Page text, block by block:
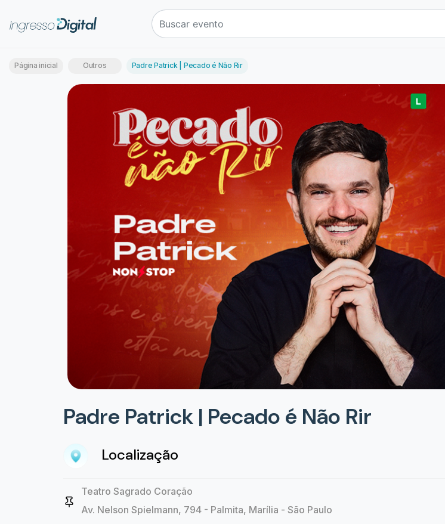
Página inicial Outros Padre Patrick | Pecado é Não Rir
Padre Patrick | Pecado é Não Rir
Localização
Teatro Sagrado Coração
Av. Nelson Spielmann, 794 - Palmita, Marília - São Paulo